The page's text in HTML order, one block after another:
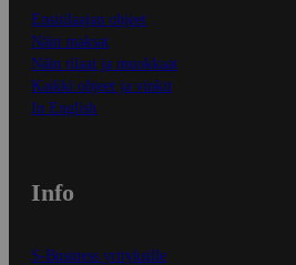
Ensitilaajan ohjeet
Näin maksat
Näin tilaat ja muokkaat
Kaikki ohjeet ja vinkit
In English
Info
S-Business yrityksille